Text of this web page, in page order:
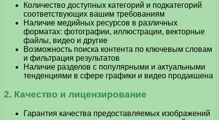
Количество доступных категорий и подкатегорий
соответствующих вашим требованиям
Наличие медийных ресурсов в различных
форматах: фотографии, иллюстрации, векторные
файлы, видео и другие
Возможность поиска контента по ключевым словам
и фильтрация результатов
Наличие разделов с популярными и актуальными
тенденциями в сфере графики и видео продакшена
2. Качество и лицензирование
Гарантия качества предоставляемых изображений